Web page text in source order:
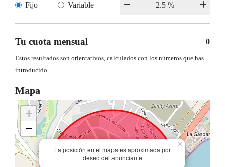
Fijo Variable
Tu cuota mensual 0
Estos resultados son orientativos, calculados con los números que has
introducido.
Mapa
La posición en el mapa es aproximada por
deseo del anunciante
×
+
−